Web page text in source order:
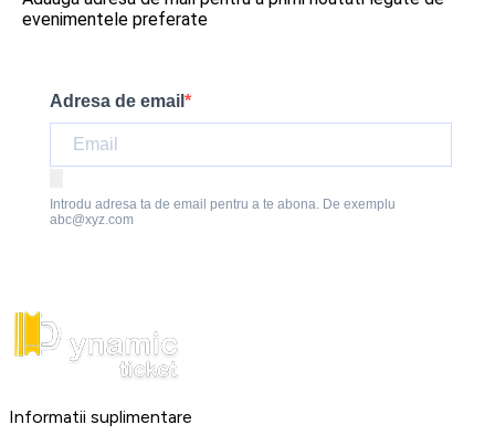
evenimentele preferate
Adresa de email
Introdu adresa ta de email pentru a te abona. De exemplu
abc@xyz.com
Informatii suplimentare